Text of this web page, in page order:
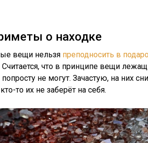
о находке
вещи нельзя преподносить в
что в принципе вещи
не могут. Зачастую, на них
то их не заберёт на себя.